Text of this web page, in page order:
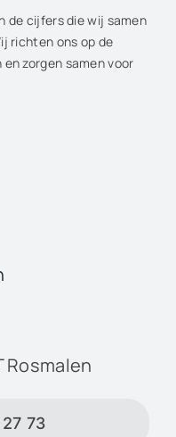
de cijfers die wij samen
richten ons op de
zorgen samen voor
Rosmalen
73